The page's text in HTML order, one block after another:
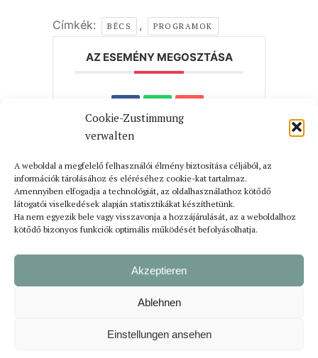
Cookie-Zustimmung
verwalten
A weboldal a megfelelő felhasználói élmény biztosítása céljából, az
információk tárolásához és eléréséhez cookie-kat tartalmaz.
Amennyiben elfogadja a technológiát, az oldalhasználathoz kötődő
látogatói viselkedések alapján statisztikákat készíthetünk.
Ha nem egyezik bele vagy visszavonja a hozzájárulását, az a weboldalhoz
kötődő bizonyos funkciók optimális működését befolyásolhatja.
Akzeptieren
Ablehnen
Einstellungen ansehen
Címkék: BÉCS , PROGRAMOK
AZ ESEMÉNY MEGOSZTÁSA
Hozzászólás küldéséhezbe kell
jelentkezni.
Impresszum Adatvédelmi tájékoztató
© Szerzői jog Rolunk | Végrehajtássuxxess solution GmbH